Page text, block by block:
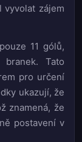
vyvolat zájem
11 gólů,
Tato
pro určení
ukazují, že
znamená, že
postavení v